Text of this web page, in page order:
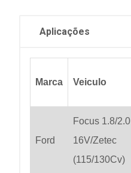
Aplicações
Marca Veiculo
Ford
Focus 1.8/2.0
16V/Zetec
(115/130Cv)